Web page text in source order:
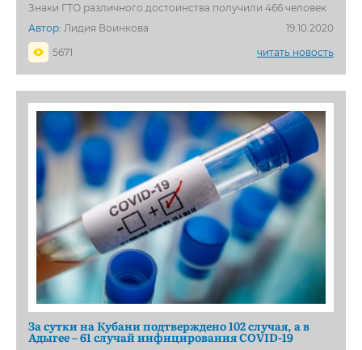
Знаки ГТО различного достоинства получили 466 человек
Автор: Лидия Воинкова
19.10.2020
5671
читать новость
За сутки на Кубани подтверждено 102 случая, а в
Адыгее – 61 случай инфицирования COVID-19